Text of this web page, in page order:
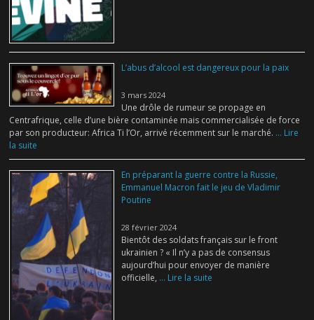
L’abus d’alcool est dangereux pour la paix
3 mars 2024
Une drôle de rumeur se propage en
Centrafrique, celle d’une bière contaminée mais commercialisée de force
par son producteur: Africa Ti l’Or, arrivé récemment sur le marché. ... Lire
la suite
En préparant la guerre contre la Russie,
Emmanuel Macron fait le jeu de Vladimir
Poutine
28 février 2024
Bientôt des soldats français sur le front
ukrainien ? « Il n’y a pas de consensus
aujourd’hui pour envoyer de manière
officielle, ... Lire la suite